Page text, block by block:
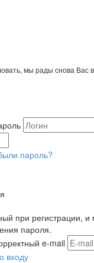
мы рады снова Вас
пароль?
при регистрации,
пароля.
e-mail
входу